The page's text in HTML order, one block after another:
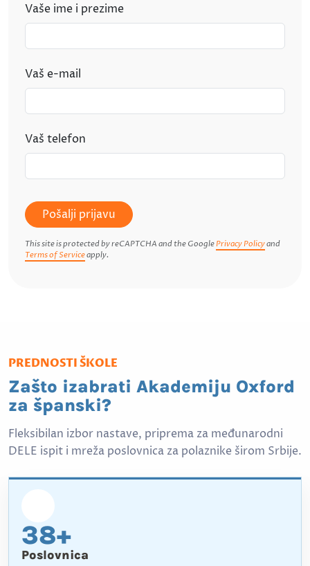
Vaše ime i prezime
Vaš e-mail
Vaš telefon
Pošalji prijavu
This site is protected by reCAPTCHA and the Google Privacy Policyand
Terms of Serviceapply.
PREDNOSTI ŠKOLE
Zašto izabrati Akademiju Oxford
za španski?
Fleksibilan izbor nastave, priprema za međunarodni
DELE ispit i mreža poslovnica za polaznike širom Srbije.
38+
Poslovnica